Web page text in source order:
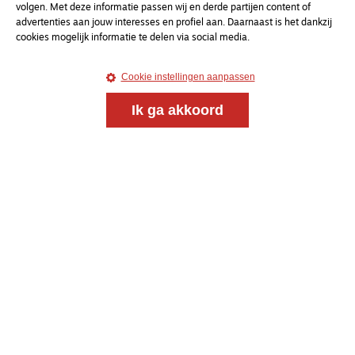
Onderweg is een platform voor ontmoeting, vorming
en gesprek voor christenen onderweg, in het bijzonder
Kvk-nummer 33277063
volgen. Met deze informatie passen wij en derde partijen content of
advertenties aan jouw interesses en profiel aan. Daarnaast is het dankzij
cookies mogelijk informatie te delen via social media.
Cookie instellingen aanpassen
Ik ga akkoord